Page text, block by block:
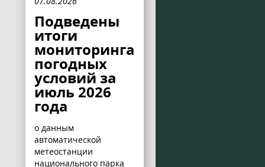
Подведены
итоги
мониторинга
погодных
условий за
июль 2026
года
о данным
автоматической
метеостанции
национального парка